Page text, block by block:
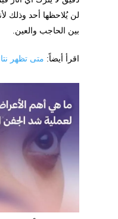
لن يُلاحظها أحد وذلك
بين الحاجب والعين.
اقرأ أيضاً: متى تظهر